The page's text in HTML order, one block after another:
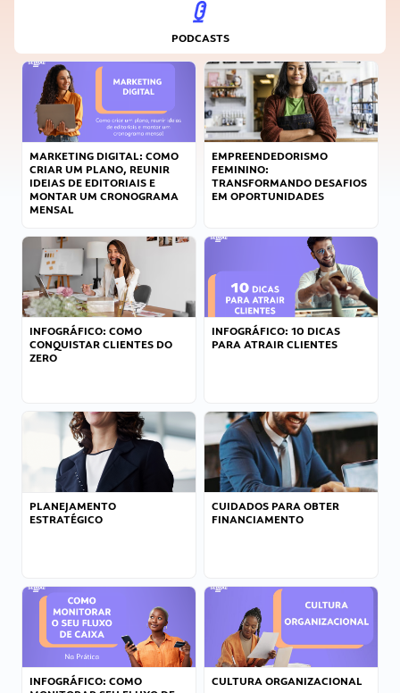
PODCASTS
MARKETING DIGITAL: COMO
CRIAR UM PLANO, REUNIR
IDEIAS DE EDITORIAIS E
MONTAR UM CRONOGRAMA
MENSAL
EMPREENDEDORISMO
FEMININO:
TRANSFORMANDO DESAFIOS
EM OPORTUNIDADES
INFOGRÁFICO: COMO
CONQUISTAR CLIENTES DO
ZERO
INFOGRÁFICO: 10 DICAS
PARA ATRAIR CLIENTES
PLANEJAMENTO
ESTRATÉGICO
CUIDADOS PARA OBTER
FINANCIAMENTO
INFOGRÁFICO: COMO
CULTURA ORGANIZACIONAL